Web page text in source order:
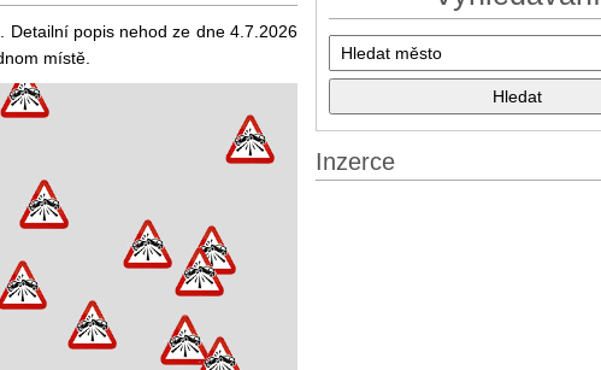
Detailní popis nehod ze dne 4.7.2026
místě.
Inzerce